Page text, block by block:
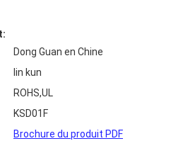
Dong Guan en Chine
lin kun
ROHS,UL
KSD01F
Brochure du produit PDF